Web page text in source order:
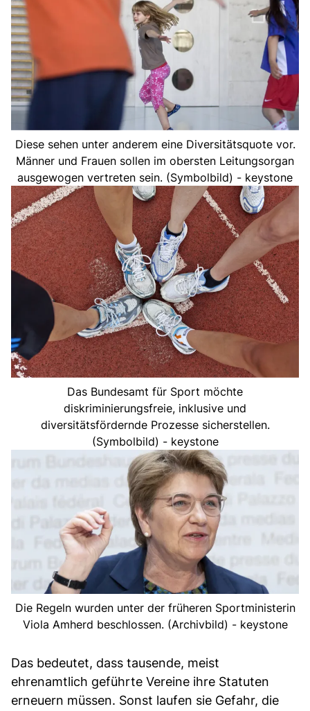
Diese sehen unter anderem eine Diversitätsquote vor.
Männer und Frauen sollen im obersten Leitungsorgan
ausgewogen vertreten sein. (Symbolbild) - keystone
Das Bundesamt für Sport möchte
diskriminierungsfreie, inklusive und
diversitätsfördernde Prozesse sicherstellen.
(Symbolbild) - keystone
Die Regeln wurden unter der früheren Sportministerin
Viola Amherd beschlossen. (Archivbild) - keystone
Das bedeutet, dass tausende, meist
ehrenamtlich geführte Vereine ihre Statuten
erneuern müssen. Sonst laufen sie Gefahr, die